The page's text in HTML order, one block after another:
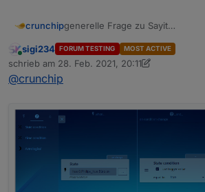
crunchip
generelle Frage zu Sayit
hab das einfach mal so
"Bewegung erkannt"
als Sprachausgabe kommt aber
Online
sigi234 FORUM TESTING MOST ACTIVE
schrieb am 28. Feb. 2021, 20:11
zuletzt editiert von sigi234
@crunchip